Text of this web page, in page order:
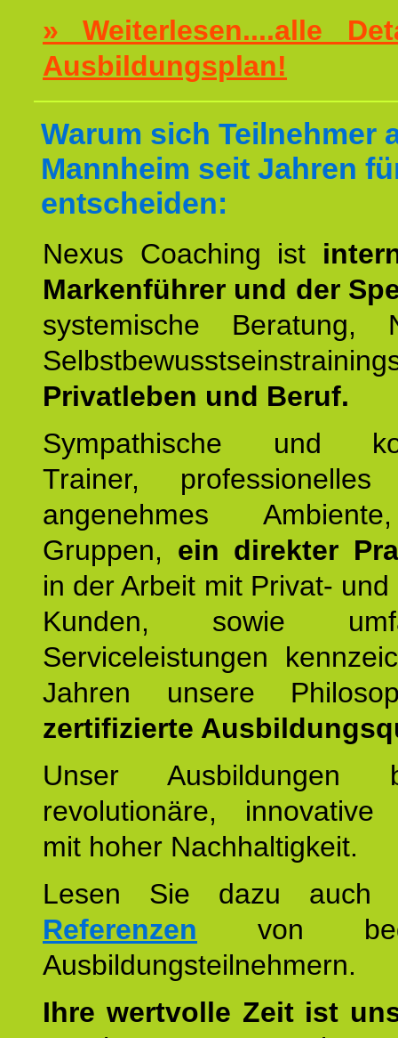
» Weiterlesen....alle
Ausbildungsplan!
Warum sich Teilnehmer
Mannheim seit Jahren
entscheiden:
Nexus Coaching ist
Markenführer und der
systemische Beratung,
Privatleben und Beruf.
Sympathische und
Trainer, professionelles
angenehmes
Gruppen, ein direkter
in der Arbeit mit Privat-
Kunden, sowie
Serviceleistungen
Jahren unsere
zertifizierte
Unser Ausbildungen
revolutionäre, innovative
mit hoher Nachhaltigkeit.
Lesen Sie dazu
Referenzen von
Ausbildungsteilnehmern.
Ihre wertvolle Zeit ist